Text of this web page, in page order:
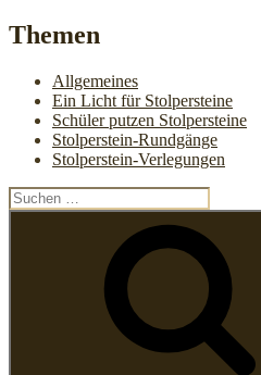
Themen
Allgemeines
Ein Licht für Stolpersteine
Schüler putzen Stolpersteine
Stolperstein-Rundgänge
Stolperstein-Verlegungen
Suchen
nach: